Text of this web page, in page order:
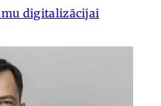
digitalizācijai